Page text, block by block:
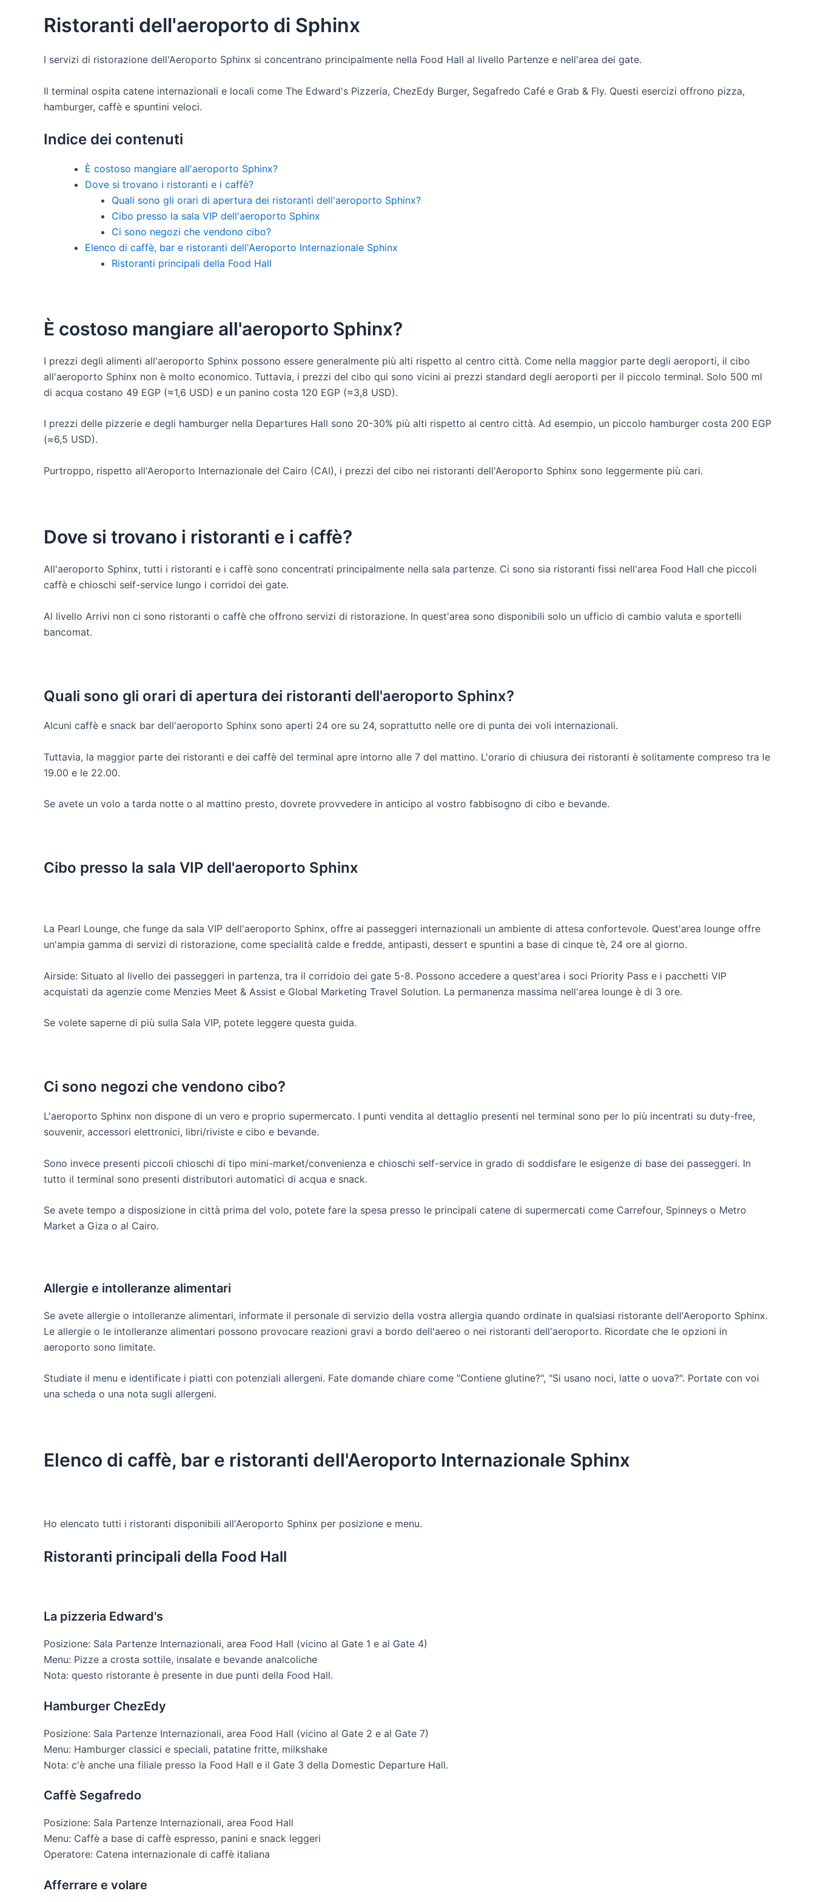
Ristoranti dell'aeroporto di Sphinx
I servizi di ristorazione dell'Aeroporto Sphinx si concentrano principalmente nella Food Hall al livello Partenze e nell'area dei gate.
Il terminal ospita catene internazionali e locali come The Edward's Pizzeria, ChezEdy Burger, Segafredo Café e Grab & Fly. Questi esercizi offrono pizza,
hamburger, caffè e spuntini veloci.
Indice dei contenuti
È costoso mangiare all'aeroporto Sphinx?
Dove si trovano i ristoranti e i caffè?
Quali sono gli orari di apertura dei ristoranti dell'aeroporto Sphinx?
Cibo presso la sala VIP dell'aeroporto Sphinx
Ci sono negozi che vendono cibo?
Elenco di caffè, bar e ristoranti dell'Aeroporto Internazionale Sphinx
Ristoranti principali della Food Hall
È costoso mangiare all'aeroporto Sphinx?
I prezzi degli alimenti all'aeroporto Sphinx possono essere generalmente più alti rispetto al centro città. Come nella maggior parte degli aeroporti, il cibo
all'aeroporto Sphinx non è molto economico. Tuttavia, i prezzi del cibo qui sono vicini ai prezzi standard degli aeroporti per il piccolo terminal. Solo 500 ml
di acqua costano 49 EGP (≈1,6 USD) e un panino costa 120 EGP (≈3,8 USD).
I prezzi delle pizzerie e degli hamburger nella Departures Hall sono 20-30% più alti rispetto al centro città. Ad esempio, un piccolo hamburger costa 200 EGP
(≈6,5 USD).
Purtroppo, rispetto all'Aeroporto Internazionale del Cairo (CAI), i prezzi del cibo nei ristoranti dell'Aeroporto Sphinx sono leggermente più cari.
Dove si trovano i ristoranti e i caffè?
All'aeroporto Sphinx, tutti i ristoranti e i caffè sono concentrati principalmente nella sala partenze. Ci sono sia ristoranti fissi nell'area Food Hall che piccoli
caffè e chioschi self-service lungo i corridoi dei gate.
Al livello Arrivi non ci sono ristoranti o caffè che offrono servizi di ristorazione. In quest'area sono disponibili solo un ufficio di cambio valuta e sportelli
bancomat.
Quali sono gli orari di apertura dei ristoranti dell'aeroporto Sphinx?
Alcuni caffè e snack bar dell'aeroporto Sphinx sono aperti 24 ore su 24, soprattutto nelle ore di punta dei voli internazionali.
Tuttavia, la maggior parte dei ristoranti e dei caffè del terminal apre intorno alle 7 del mattino. L'orario di chiusura dei ristoranti è solitamente compreso tra le
19.00 e le 22.00.
Se avete un volo a tarda notte o al mattino presto, dovrete provvedere in anticipo al vostro fabbisogno di cibo e bevande.
Cibo presso la sala VIP dell'aeroporto Sphinx
La Pearl Lounge, che funge da sala VIP dell'aeroporto Sphinx, offre ai passeggeri internazionali un ambiente di attesa confortevole. Quest'area lounge offre
un'ampia gamma di servizi di ristorazione, come specialità calde e fredde, antipasti, dessert e spuntini a base di cinque tè, 24 ore al giorno.
Airside: Situato al livello dei passeggeri in partenza, tra il corridoio dei gate 5-8. Possono accedere a quest'area i soci Priority Pass e i pacchetti VIP
acquistati da agenzie come Menzies Meet & Assist e Global Marketing Travel Solution. La permanenza massima nell'area lounge è di 3 ore.
Se volete saperne di più sulla Sala VIP, potete leggere questa guida.
Ci sono negozi che vendono cibo?
L'aeroporto Sphinx non dispone di un vero e proprio supermercato. I punti vendita al dettaglio presenti nel terminal sono per lo più incentrati su duty-free,
souvenir, accessori elettronici, libri/riviste e cibo e bevande.
Sono invece presenti piccoli chioschi di tipo mini-market/convenienza e chioschi self-service in grado di soddisfare le esigenze di base dei passeggeri. In
tutto il terminal sono presenti distributori automatici di acqua e snack.
Se avete tempo a disposizione in città prima del volo, potete fare la spesa presso le principali catene di supermercati come Carrefour, Spinneys o Metro
Market a Giza o al Cairo.
Allergie e intolleranze alimentari
Se avete allergie o intolleranze alimentari, informate il personale di servizio della vostra allergia quando ordinate in qualsiasi ristorante dell'Aeroporto Sphinx.
Le allergie o le intolleranze alimentari possono provocare reazioni gravi a bordo dell'aereo o nei ristoranti dell'aeroporto. Ricordate che le opzioni in
aeroporto sono limitate.
Studiate il menu e identificate i piatti con potenziali allergeni. Fate domande chiare come "Contiene glutine?", "Si usano noci, latte o uova?". Portate con voi
una scheda o una nota sugli allergeni.
Elenco di caffè, bar e ristoranti dell'Aeroporto Internazionale Sphinx
Ho elencato tutti i ristoranti disponibili all'Aeroporto Sphinx per posizione e menu.
Ristoranti principali della Food Hall
La pizzeria Edward's
Posizione: Sala Partenze Internazionali, area Food Hall (vicino al Gate 1 e al Gate 4)
Menu: Pizze a crosta sottile, insalate e bevande analcoliche
Nota: questo ristorante è presente in due punti della Food Hall.
Hamburger ChezEdy
Posizione: Sala Partenze Internazionali, area Food Hall (vicino al Gate 2 e al Gate 7)
Menu: Hamburger classici e speciali, patatine fritte, milkshake
Nota: c'è anche una filiale presso la Food Hall e il Gate 3 della Domestic Departure Hall.
Caffè Segafredo
Posizione: Sala Partenze Internazionali, area Food Hall
Menu: Caffè a base di caffè espresso, panini e snack leggeri
Operatore: Catena internazionale di caffè italiana
Afferrare e volare